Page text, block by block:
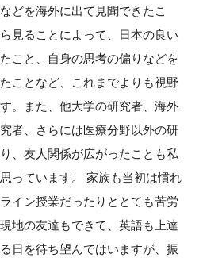
どを海外に出て見聞できたこ
見ることによって、日本の良い
こと、自身の思考の偏りなどを
ことなど、これまでよりも視野
。また、他大学の研究者、海外
者、さらには医療分野以外の研
、友人関係が広がったことも私
っています。 家族も当初は慣れ
イン授業だったりととても苦労
地の友達もできて、英語も上達
日を待ち望んではいますが、振